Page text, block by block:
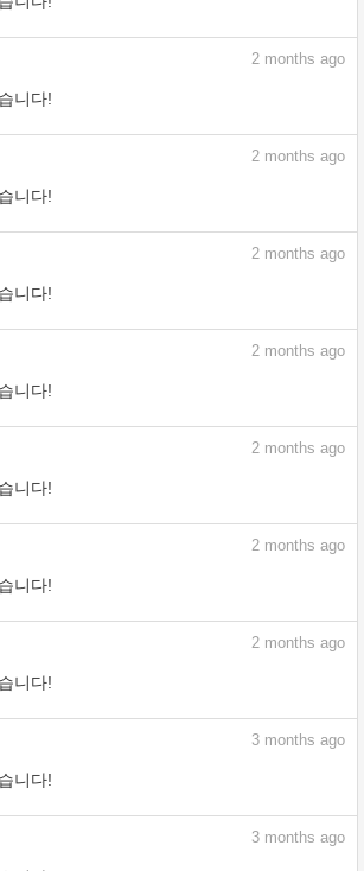
카와이 워터 드롭 브러시 - CLIP STUDIO
관상식물 스타일로 잎사귀로 장식하는 브러
assets.clip-studio.com
니다!
ASSETS
테두리 처리된 효과음 펜 세트 - CLIP
니다!
2 months ago